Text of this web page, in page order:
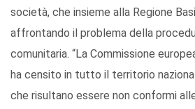
società, che insieme alla Regione
affrontando il problema della
comunitaria. “La Commissione
ha censito in tutto il territorio
che risultano essere non conformi